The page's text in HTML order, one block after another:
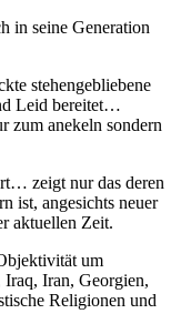
in seine Generation
stehengebliebene
Leid bereitet…
zum anekeln sondern
zeigt nur das deren
ist, angesichts neuer
aktuellen Zeit.
um
Iran, Georgien,
Religionen und